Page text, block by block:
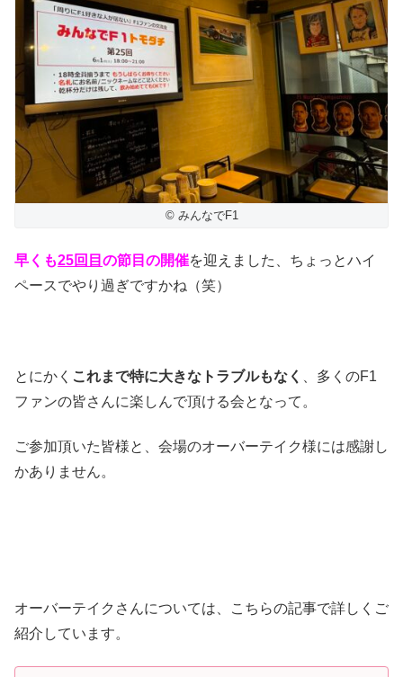
© みんなでF1
早くも25回目 の節目の開催を迎えました、ちょっとハイ
ペースでやり過ぎですかね（笑）
とにかく これまで特に大きなトラブルもなく
、多くのF1
ファンの皆さんに楽しんで頂ける会となって。
ご参加頂いた皆様と、会場のオーバーテイク様には感謝し
かありません。
オーバーテイクさんについては、こちらの記事で詳しくご
紹介しています。